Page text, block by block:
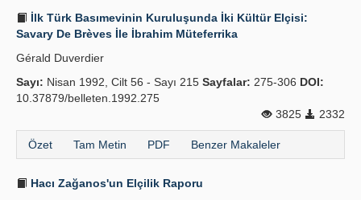
İlk Türk Basımevinin Kuruluşunda İki Kültür Elçisi:
Savary De Brèves İle İbrahim Müteferrika
Gérald Duverdier
Sayı: Nisan 1992, Cilt 56 - Sayı 215 Sayfalar: 275-306 DOI:
10.37879/belleten.1992.275
3825
2332
Özet Tam Metin PDF Benzer Makaleler
Hacı Zağanos'un Elçilik Raporu